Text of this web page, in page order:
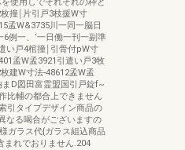
撞￨片引戸3枝援W寸
孟W&3735川一同一脳日
例一、‘一日働一刊一副準
い戸4棺撞￨引骨付pW寸
孟W孟3921引遣い戸3牧
建W寸法-48612孟W孟
D図田富霊盟国引戸錠f~
比輔の都合上できません
引タイプデザイン商品の
なる喝合がございますの
ガラス代{ガラス組込商品
まれでおりません.204